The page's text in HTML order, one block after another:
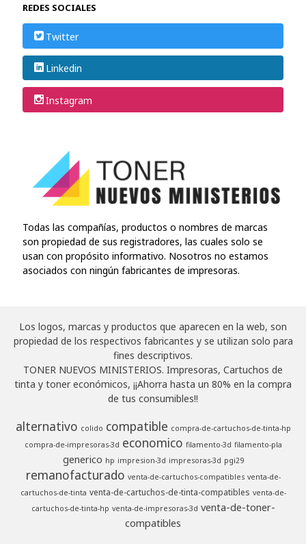
REDES SOCIALES
Twitter
Linkedin
Instagram
Todas las compañías, productos o nombres de marcas
son propiedad de sus registradores, las cuales solo se
usan con propósito informativo. Nosotros no estamos
asociados con ningún fabricantes de impresoras.
Los logos, marcas y productos que aparecen en la web, son
propiedad de los respectivos fabricantes y se utilizan solo para
fines descriptivos.
TONER NUEVOS MINISTERIOS. Impresoras, Cartuchos de
tinta y toner económicos, ¡¡Ahorra hasta un 80% en la compra
de tus consumibles!!
alternativo colido compatible compra-de-cartuchos-de-tinta-hp
compra-de-impresoras-3d economico filamento-3d filamento-pla
generico hp impresion-3d impresoras-3d pgi29
remanofacturado venta-de-cartuchos-compatibles venta-de-
cartuchos-de-tinta venta-de-cartuchos-de-tinta-compatibles venta-de-
cartuchos-de-tinta-hp venta-de-impresoras-3d venta-de-toner-
compatibles